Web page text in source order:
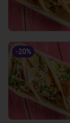
-20%